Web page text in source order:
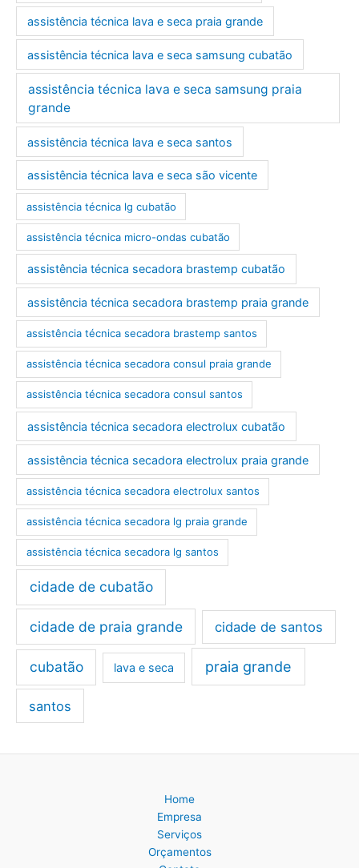
assistência técnica lava e seca praia grande
assistência técnica lava e seca samsung cubatão
assistência técnica lava e seca samsung praia
grande
assistência técnica lava e seca santos
assistência técnica lava e seca são vicente
assistência técnica lg cubatão
assistência técnica micro-ondas cubatão
assistência técnica secadora brastemp cubatão
assistência técnica secadora brastemp praia grande
assistência técnica secadora brastemp santos
assistência técnica secadora consul praia grande
assistência técnica secadora consul santos
assistência técnica secadora electrolux cubatão
assistência técnica secadora electrolux praia grande
assistência técnica secadora electrolux santos
assistência técnica secadora lg praia grande
assistência técnica secadora lg santos
cidade de cubatão
cidade de praia grande cidade de santos
cubatão lava e seca praia grande
santos
Home
Empresa
Serviços
Orçamentos